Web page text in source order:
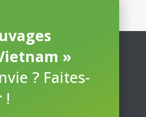
»
? Faites-
!